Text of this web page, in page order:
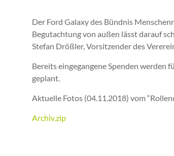
Der Ford Galaxy des Bündnis
Begutachtung von außen lässt darauf
Stefan Drößler, Vorsitzender des
Bereits eingegangene Spenden werden
geplant.
Aktuelle Fotos (04.11.2018) vom
Archiv.zip